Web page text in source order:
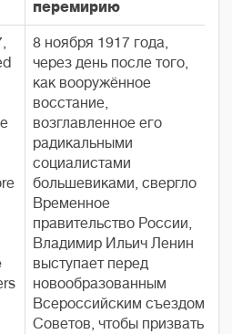
перемирию
8 ноября 1917 года,
через день после того,
как вооружённое
восстание,
возглавленное его
радикальными
социалистами
большевиками, свергло
Временное
правительство России,
Владимир Ильич Ленин
выступает перед
новообразованным
Всероссийским съездом
Советов, чтобы призвать